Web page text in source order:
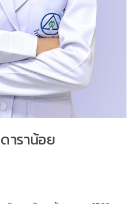
ราน้อย